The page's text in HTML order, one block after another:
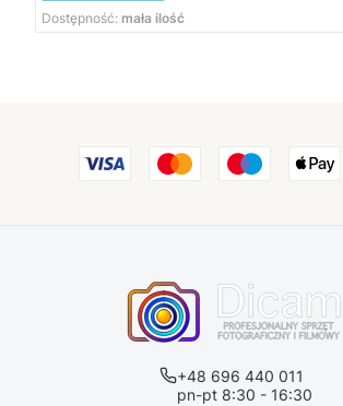
Dostępność: mała ilość
+48 696 440 011
pn-pt 8:30 - 16:30